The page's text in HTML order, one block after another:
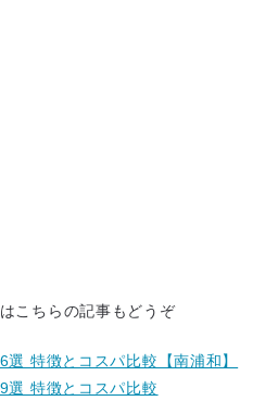
こちらの記事もどうぞ
特徴とコスパ比較【南浦和】
選 特徴とコスパ比較